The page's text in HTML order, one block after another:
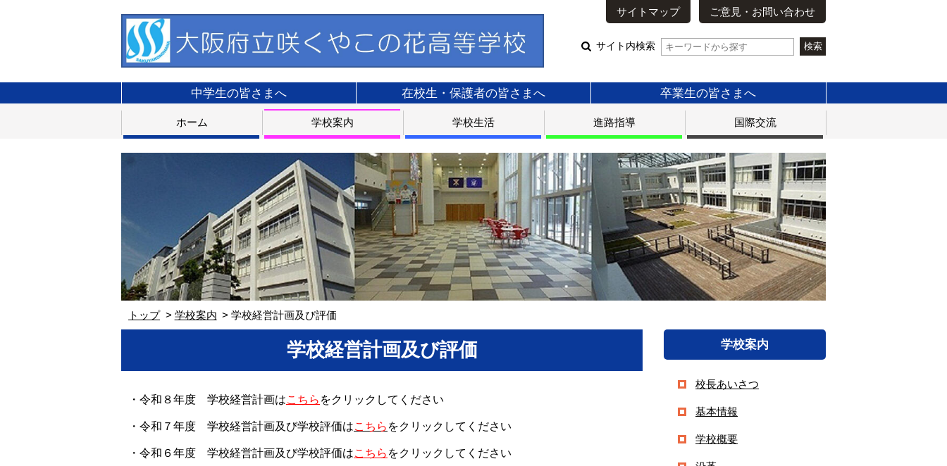
サイトマップ ご意見・お問い合わせ
サイト内検索
中学生の皆さまへ 在校生・保護者の皆さまへ 卒業生の皆さまへ
ホーム 学校案内 学校生活 進路指導 国際交流
トップ 学校案内 学校経営計画及び評価
学校経営計画及び評価
・令和８年度 学校経営計画はこちら をクリックしてください
・令和７年度 学校経営計画及び学校評価はこちら をクリックしてください
・令和６年度 学校経営計画及び学校評価はこちら をクリックしてください
学校案内
校長あいさつ
基本情報
学校概要